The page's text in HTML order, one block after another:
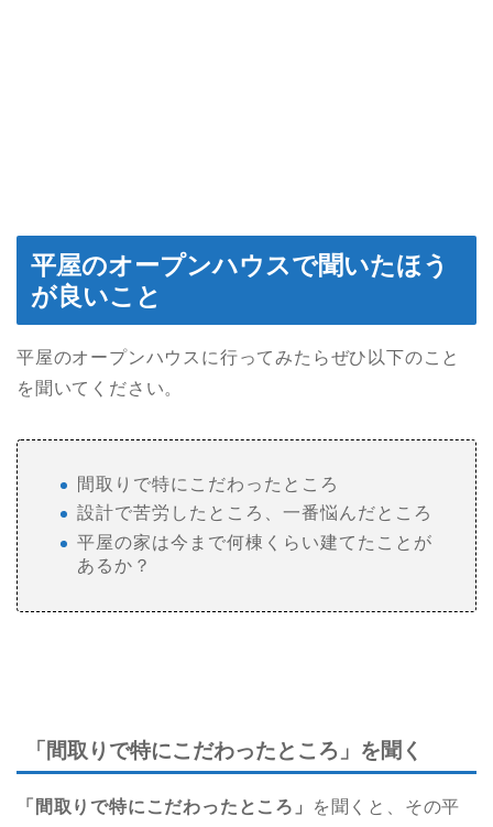
平屋のオープンハウスで聞いたほう
が良いこと
平屋のオープンハウスに行ってみたらぜひ以下のこと
を聞いてください。
間取りで特にこだわったところ
設計で苦労したところ、一番悩んだところ
平屋の家は今まで何棟くらい建てたことが
あるか？
「間取りで特にこだわったところ」を聞く
「間取りで特にこだわったところ」
を聞くと、その平